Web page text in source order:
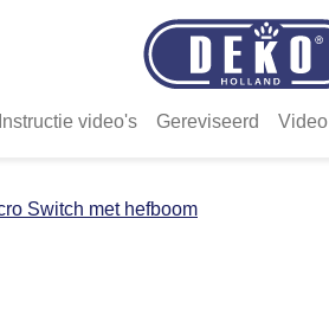
Instructie video's Gereviseerd Video
Switch met hefboom